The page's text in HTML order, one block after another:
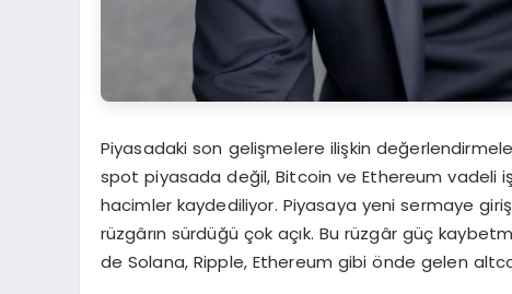
Piyasadaki son gelişmelere ilişkin
spot piyasada değil, Bitcoin ve Ethereum vadeli
hacimler kaydediliyor. Piyasaya yeni sermaye
rüzgârın sürdüğü çok açık. Bu rüzgâr güç
de Solana, Ripple, Ethereum gibi önde gelen